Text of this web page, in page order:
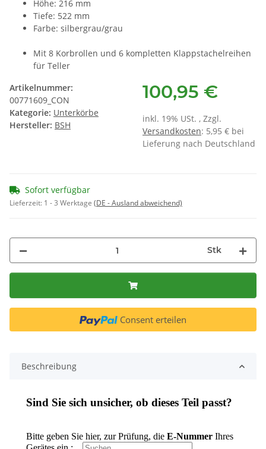
Höhe: 216 mm
Tiefe: 522 mm
Farbe: silbergrau/grau
Mit 8 Korbrollen und 6 kompletten Klappstachelreihen
für Teller
Artikelnummer:
00771609_CON
Kategorie: Unterkörbe
Hersteller: BSH
100,95 €
inkl. 19% USt. , Zzgl.
Versandkosten: 5,95 € bei
Lieferung nach Deutschland
Sofort verfügbar
Lieferzeit: 1 - 3 Werktage (DE - Ausland abweichend)
Stk
Consent erteilen
Beschreibung